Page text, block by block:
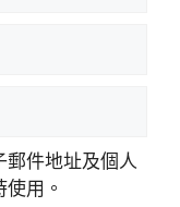
郵件地址及個人
用。